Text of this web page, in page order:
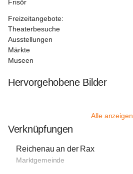
Frisör
Freizeitangebote:
Theaterbesuche
Ausstellungen
Märkte
Museen
Hervorgehobene Bilder
Alle anzeigen
Verknüpfungen
Reichenau an der Rax
Marktgemeinde